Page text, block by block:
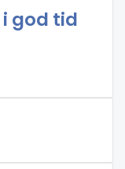
god tid